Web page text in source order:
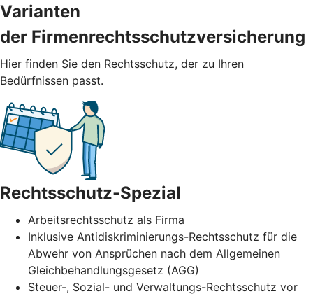
Varianten
der Firmenrechtsschutzversicherung
Hier finden Sie den Rechtsschutz, der zu Ihren
Bedürfnissen passt.
Rechtsschutz-Spezial
Arbeitsrechtsschutz als Firma
Inklusive Antidiskriminierungs-Rechtsschutz für die
Abwehr von Ansprüchen nach dem Allgemeinen
Gleichbehandlungsgesetz (AGG)
Steuer-, Sozial- und Verwaltungs-Rechtsschutz vor